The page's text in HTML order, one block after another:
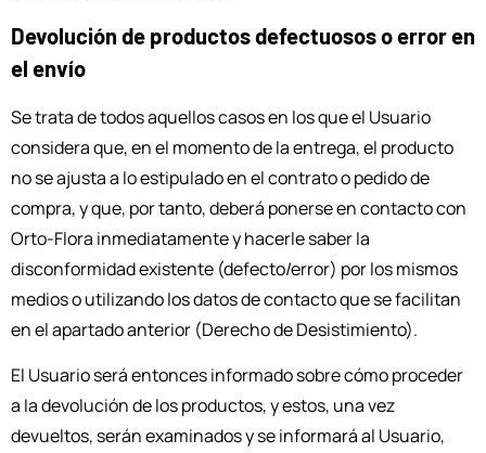
Devolución de productos defectuosos o error en
el envío
Se trata de todos aquellos casos en los que el Usuario
considera que, en el momento de la entrega, el producto
no se ajusta a lo estipulado en el contrato o pedido de
compra, y que, por tanto, deberá ponerse en contacto con
Orto-Flora inmediatamente y hacerle saber la
disconformidad existente (defecto/error) por los mismos
medios o utilizando los datos de contacto que se facilitan
en el apartado anterior (Derecho de Desistimiento).
El Usuario será entonces informado sobre cómo proceder
a la devolución de los productos, y estos, una vez
devueltos, serán examinados y se informará al Usuario,